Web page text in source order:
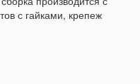
с гайками, крепеж